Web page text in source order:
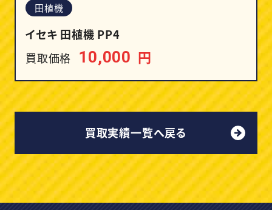
田植機
イセキ 田植機 PP4
買取価格 10,000 円
買取実績一覧へ戻る